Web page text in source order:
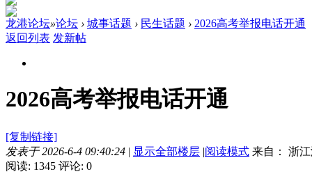
龙港论坛»论坛 › 城事话题 › 民生话题 › 2026高考举报电话开通
返回列表 发新帖
2026高考举报电话开通
[复制链接]
发表于 2026-6-4 09:40:24 | 显示全部楼层 |阅读模式 来自： 浙
阅读: 1345 评论: 0